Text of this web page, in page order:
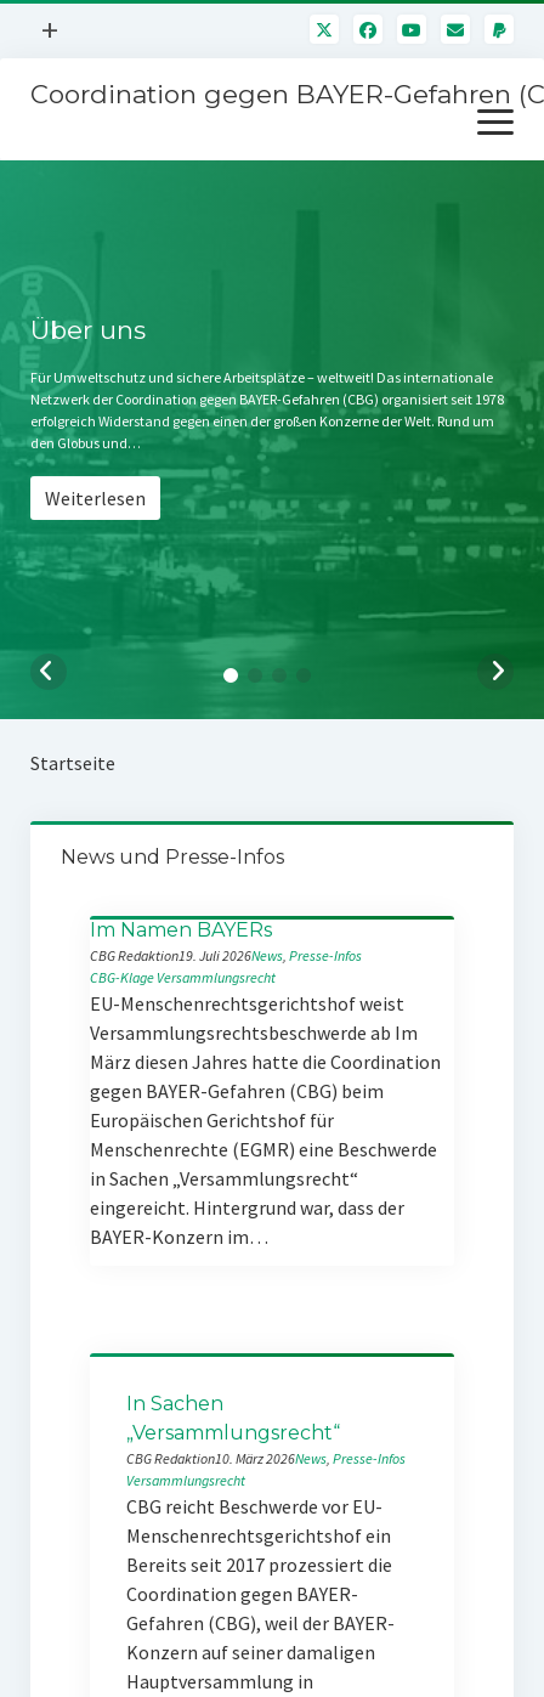
Menü
+
Mitmachen
Kontakt
Impressum
Störfälle
Coordination gegen BAYER-Gefahren
Menü
öffnen
Stichwort BAYER
Jahrestagung
SPENDEN
Über uns
Für Umweltschutz und sichere Arbeitsplätze – weltweit! Das internationale
Netzwerk der Coordination gegen BAYER-Gefahren (CBG) organisiert seit 1978
erfolgreich Widerstand gegen einen der großen Konzerne der Welt. Rund um
den Globus und…
Weiterlesen
Startseite
News und Presse-Infos
Im Namen BAYERs
CBG Redaktion19. Juli 2026News, Presse-Infos
CBG-Klage Versammlungsrecht
EU-Menschenrechtsgerichtshof weist
Versammlungsrechtsbeschwerde ab Im
März diesen Jahres hatte die Coordination
gegen BAYER-Gefahren (CBG) beim
Europäischen Gerichtshof für
Menschenrechte (EGMR) eine Beschwerde
in Sachen „Versammlungsrecht“
eingereicht. Hintergrund war, dass der
BAYER-Konzern im…
In Sachen
„Versammlungsrecht“
CBG Redaktion10. März 2026News, Presse-Infos
Versammlungsrecht
CBG reicht Beschwerde vor EU-
Menschenrechtsgerichtshof ein
Bereits seit 2017 prozessiert die
Coordination gegen BAYER-
Gefahren (CBG), weil der BAYER-
Konzern auf seiner damaligen
Hauptversammlung in